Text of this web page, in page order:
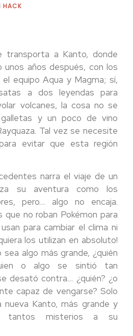
HACK
transporta a Kanto, donde
unos años después, con los
equipo Aqua y Magma; sí,
a dos leyendas para
volcanes, la cosa no se
y un poco de vino
Tal vez se necesite
evitar que esta región
narra el viaje de un
su aventura como los
pero… algo no encaja.
que no roban Pokémon para
para cambiar el clima ni
los utilizan en absoluto!
algo más grande, ¿quién
o algo se sintió tan
desató contra… ¿quién? ¿o
capaz de vengarse? Solo
nueva Kanto, más grande y
tantos misterios a su